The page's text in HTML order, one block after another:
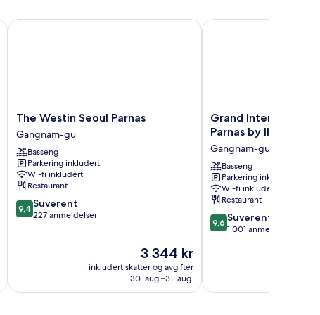
The
Westin
Seoul
Parnas
Gangnam-
gu
The Westin Seoul Parnas
Gangnam-gu
Basseng
Parkering inkludert
Wi-fi inkludert
Restaurant
9.4
av
9,4 Suverent
227 anmeldelser
Prisen
er
3 344 kr
3 344 kr
inkludert skatter og avgifter
30. aug.–31. aug.
The Westin Seoul Parnas
Grand
InterContinental
Parnas
by
IHG
Gangnam-
gu
Grand
Parnas by IHG
Gangnam-gu
Basseng
Parkering inkludert
Wi-fi inkludert
Restaurant
9.6
av
9,6 Suverent
1 001 anmeldelser
Grand